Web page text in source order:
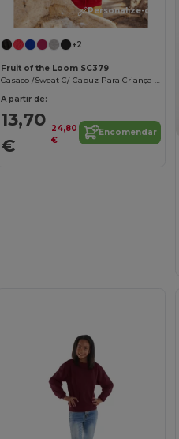
Personalize-o!
+2
Fruit of the Loom SC379
Casaco /Sweat C/ Capuz Para Criança (62-045-0)
A partir de:
13,70
€
24,80
€
Encomendar